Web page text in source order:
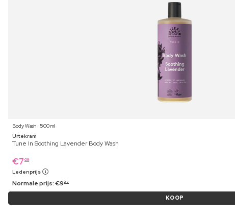
Body Wash ⋅ 500 ml
Urtekram
Tune In Soothing Lavender Body Wash
€7 09
Ledenprijs
Normale prijs:€9 29
KOOP